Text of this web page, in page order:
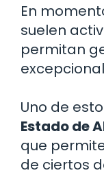
En
suelen
permitan
Uno de
Estado de
que
de ciertos